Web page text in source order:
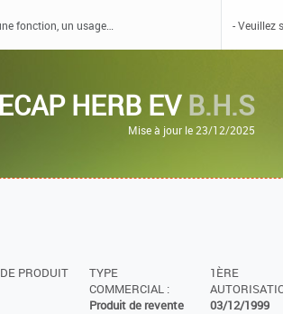
HERB EVB.H.S
Mise à jour le 23/12/2025
PRODUIT
TYPE
COMMERCIAL :
Produit de revente
1ÈRE
03/12/1999